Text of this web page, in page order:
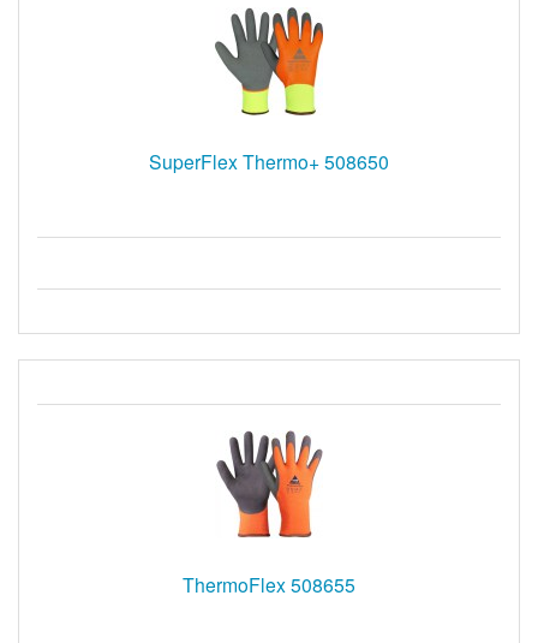
SuperFlex Thermo+ 508650
ThermoFlex 508655